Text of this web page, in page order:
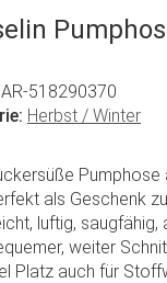
AR-518290370
Herbst / Winter
Pumphose
als Geschenk
luftig,
weiter
Platz auch für